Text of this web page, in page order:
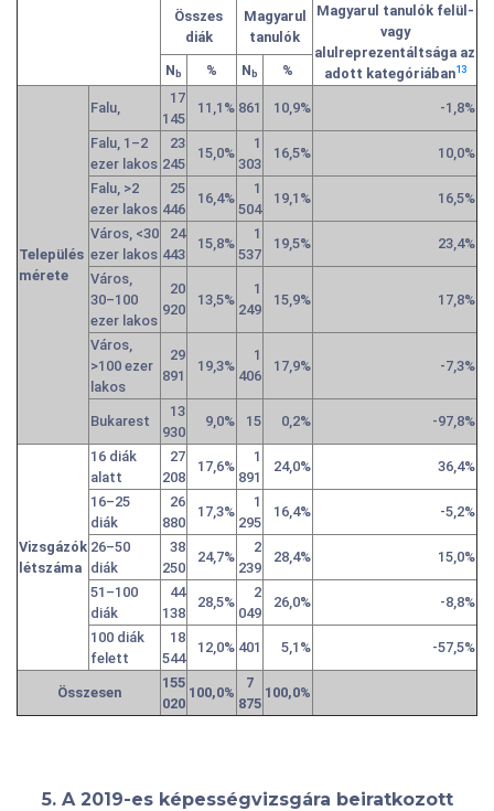
Összes
diák
Magyarul
tanulók
Magyarul tanulók felül-
vagy
alulreprezentáltsága az
adott kategóriában13
Nb % Nb %
Település
mérete
Falu,
17
145
11,1% 861 10,9% -1,8%
Falu, 1–2
ezer lakos
23
245
15,0%
1
303
16,5% 10,0%
Falu, >2
ezer lakos
25
446
16,4%
1
504
19,1% 16,5%
Város, <30
ezer lakos
24
443
15,8%
1
537
19,5% 23,4%
Város,
30–100
ezer lakos
20
920
13,5%
1
249
15,9% 17,8%
Város,
>100 ezer
lakos
29
891
19,3%
1
406
17,9% -7,3%
Bukarest
13
930
9,0% 15 0,2% -97,8%
Vizsgázók
létszáma
16 diák
alatt
27
208
17,6%
1
891
24,0% 36,4%
16–25
diák
26
880
17,3%
1
295
16,4% -5,2%
26–50
diák
38
250
24,7%
2
239
28,4% 15,0%
51–100
diák
44
138
28,5%
2
049
26,0% -8,8%
100 diák
felett
18
544
12,0% 401 5,1% -57,5%
Összesen
155
020
100,0%
7
875
100,0%
5. A 2019-es képességvizsgára beiratkozott